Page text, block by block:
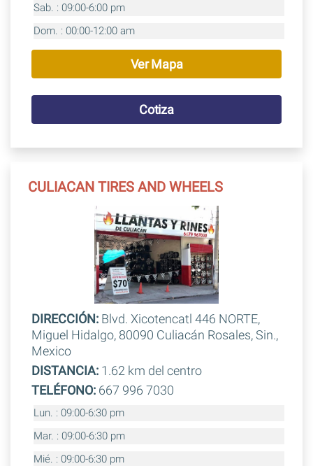
Sab. : 09:00-6:00 pm
Dom. : 00:00-12:00 am
Ver Mapa
Cotiza
CULIACAN TIRES AND WHEELS
DIRECCIÓN:Blvd. Xicotencatl 446 NORTE,
Miguel Hidalgo, 80090 Culiacán Rosales, Sin.,
Mexico
DISTANCIA:1.62 km del centro
TELÉFONO:667 996 7030
Lun. : 09:00-6:30 pm
Mar. : 09:00-6:30 pm
Mié. : 09:00-6:30 pm